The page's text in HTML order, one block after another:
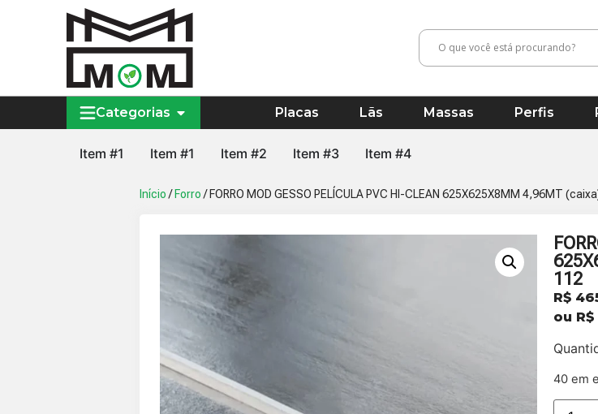
Categorias Placas Lãs Massas Perfis
Item #1 Item #1 Item #2 Item #3 Item #4
Início / Forro / FORRO MOD GESSO PELÍCULA PVC HI-CLEAN 625X625X8MM 4,96MT
112
R$
ou R$
40 em